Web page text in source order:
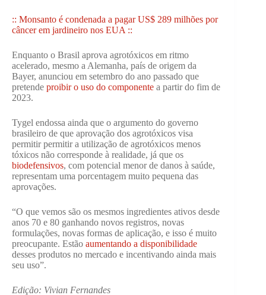
:: Monsanto é condenada a pagar US$ 289 milhões por
câncer em jardineiro nos EUA ::
Enquanto o Brasil aprova agrotóxicos em ritmo
acelerado, mesmo a Alemanha, país de origem da
Bayer, anunciou em setembro do ano passado que
pretende proibir o uso do componente a partir do fim de
2023.
Tygel endossa ainda que o argumento do governo
brasileiro de que aprovação dos agrotóxicos visa
permitir permitir a utilização de agrotóxicos menos
tóxicos não corresponde à realidade, já que os
biodefensivos, com potencial menor de danos à saúde,
representam uma porcentagem muito pequena das
aprovações.
“O que vemos são os mesmos ingredientes ativos desde
anos 70 e 80 ganhando novos registros, novas
formulações, novas formas de aplicação, e isso é muito
preocupante. Estão aumentando a disponibilidade
desses produtos no mercado e incentivando ainda mais
seu uso”.
Edição: Vivian Fernandes